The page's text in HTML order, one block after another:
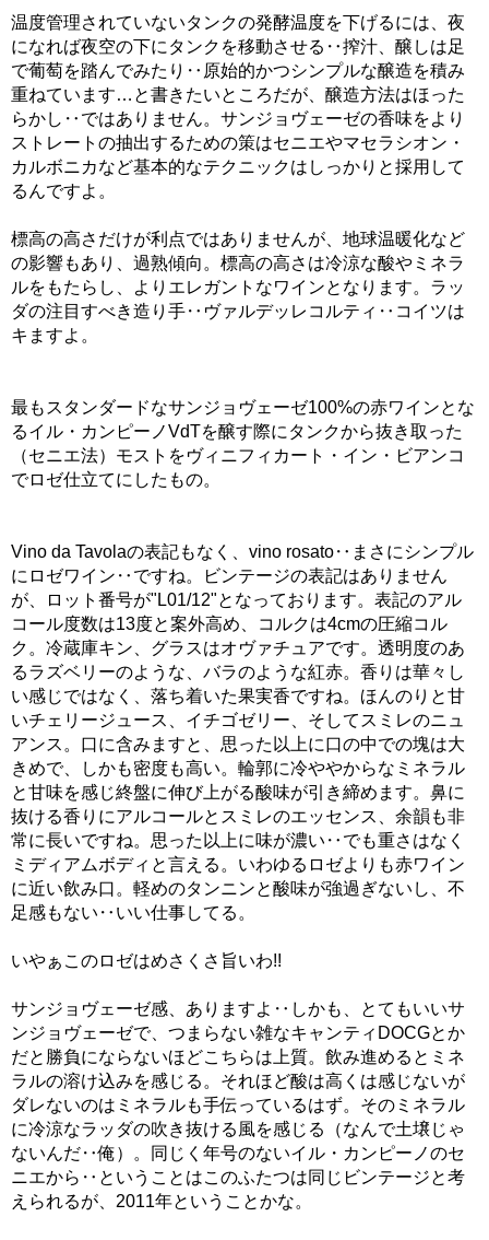
温度管理されていないタンクの発酵温度を下げるには、夜
になれば夜空の下にタンクを移動させる‥搾汁、醸しは足
で葡萄を踏んでみたり‥原始的かつシンプルな醸造を積み
重ねています…と書きたいところだが、醸造方法はほった
らかし‥ではありません。サンジョヴェーゼの香味をより
ストレートの抽出するための策はセニエやマセラシオン・
カルボニカなど基本的なテクニックはしっかりと採用して
るんですよ。
標高の高さだけが利点ではありませんが、地球温暖化など
の影響もあり、過熟傾向。標高の高さは冷涼な酸やミネラ
ルをもたらし、よりエレガントなワインとなります。ラッ
ダの注目すべき造り手‥ヴァルデッレコルティ‥コイツは
キますよ。
最もスタンダードなサンジョヴェーゼ100%の赤ワインとな
るイル・カンピーノVdTを醸す際にタンクから抜き取った
（セニエ法）モストをヴィニフィカート・イン・ビアンコ
でロゼ仕立てにしたもの。
Vino da Tavolaの表記もなく、vino rosato‥まさにシンプル
にロゼワイン‥ですね。ビンテージの表記はありません
が、ロット番号が"L01/12"となっております。表記のアル
コール度数は13度と案外高め、コルクは4cmの圧縮コル
ク。冷蔵庫キン、グラスはオヴァチュアです。透明度のあ
るラズベリーのような、バラのような紅赤。香りは華々し
い感じではなく、落ち着いた果実香ですね。ほんのりと甘
いチェリージュース、イチゴゼリー、そしてスミレのニュ
アンス。口に含みますと、思った以上に口の中での塊は大
きめで、しかも密度も高い。輪郭に冷ややからなミネラル
と甘味を感じ終盤に伸び上がる酸味が引き締めます。鼻に
抜ける香りにアルコールとスミレのエッセンス、余韻も非
常に長いですね。思った以上に味が濃い‥でも重さはなく
ミディアムボディと言える。いわゆるロゼよりも赤ワイン
に近い飲み口。軽めのタンニンと酸味が強過ぎないし、不
足感もない‥いい仕事してる。
いやぁこのロゼはめさくさ旨いわ!!
サンジョヴェーゼ感、ありますよ‥しかも、とてもいいサ
ンジョヴェーゼで、つまらない雑なキャンティDOCGとか
だと勝負にならないほどこちらは上質。飲み進めるとミネ
ラルの溶け込みを感じる。それほど酸は高くは感じないが
ダレないのはミネラルも手伝っているはず。そのミネラル
に冷涼なラッダの吹き抜ける風を感じる（なんで土壌じゃ
ないんだ‥俺）。同じく年号のないイル・カンピーノのセ
ニエから‥ということはこのふたつは同じビンテージと考
えられるが、2011年ということかな。